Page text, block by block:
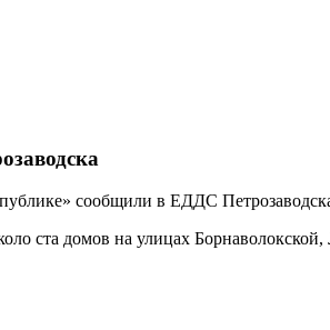
сообщили в ЕДДС
домов на улицах Борнаволокской,